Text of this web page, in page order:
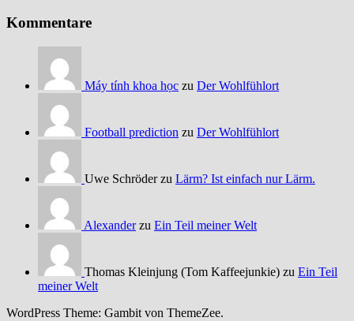
Kommentare
Máy tính khoa học zu Der Wohlfühlort
Football prediction zu Der Wohlfühlort
Uwe Schröder zu Lärm? Ist einfach nur Lärm.
Alexanderzu Ein Teil meiner Welt
Thomas Kleinjung (Tom Kaffeejunkie) zu Ein Teil
meiner Welt
WordPress Theme: Gambit von ThemeZee.